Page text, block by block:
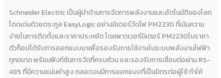
Schneider Electric เป็นผู้นำด้านการจัดการพลังงานและอัตโนมัติของโลก
โดดเด่นด้วยตระกูล EasyLogic อย่างมิเตอร์วัดไฟ PM2230 ที่เน้นความ
ง่ายในการติดตั้งและราคาประหยัด โดยพาวเวอร์มิเตอร์ PM2230ในราคา
ตัวท็อปได้รับการออกแบบมาเพื่อรองรับการใช้งานในระบบพลังงานไฟฟ้า
ทุกขนาด พร้อมฟังก์ชันการวัดที่ครบถ้วน และรองรับการเชื่อมต่อผ่าน RS-
485 ที่มีความแม่นยำสูง ตลอดจนมีการออกแบบที่เป็นมิตรต่อผู้ใช้ ทำให้